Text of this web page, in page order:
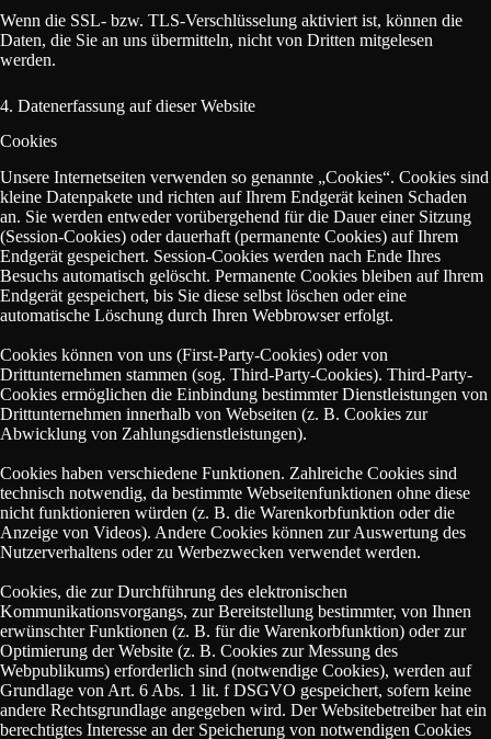
Wenn die SSL- bzw. TLS-Verschlüsselung aktiviert ist, können die
Daten, die Sie an uns übermitteln, nicht von Dritten mitgelesen
werden.
4. Datenerfassung auf dieser Website
Cookies
Unsere Internetseiten verwenden so genannte „Cookies“. Cookies sind
kleine Datenpakete und richten auf Ihrem Endgerät keinen Schaden
an. Sie werden entweder vorübergehend für die Dauer einer Sitzung
(Session-Cookies) oder dauerhaft (permanente Cookies) auf Ihrem
Endgerät gespeichert. Session-Cookies werden nach Ende Ihres
Besuchs automatisch gelöscht. Permanente Cookies bleiben auf Ihrem
Endgerät gespeichert, bis Sie diese selbst löschen oder eine
automatische Löschung durch Ihren Webbrowser erfolgt.
Cookies können von uns (First-Party-Cookies) oder von
Drittunternehmen stammen (sog. Third-Party-Cookies). Third-Party-
Cookies ermöglichen die Einbindung bestimmter Dienstleistungen von
Drittunternehmen innerhalb von Webseiten (z. B. Cookies zur
Abwicklung von Zahlungsdienstleistungen).
Cookies haben verschiedene Funktionen. Zahlreiche Cookies sind
technisch notwendig, da bestimmte Webseitenfunktionen ohne diese
nicht funktionieren würden (z. B. die Warenkorbfunktion oder die
Anzeige von Videos). Andere Cookies können zur Auswertung des
Nutzerverhaltens oder zu Werbezwecken verwendet werden.
Cookies, die zur Durchführung des elektronischen
Kommunikationsvorgangs, zur Bereitstellung bestimmter, von Ihnen
erwünschter Funktionen (z. B. für die Warenkorbfunktion) oder zur
Optimierung der Website (z. B. Cookies zur Messung des
Webpublikums) erforderlich sind (notwendige Cookies), werden auf
Grundlage von Art. 6 Abs. 1 lit. f DSGVO gespeichert, sofern keine
andere Rechtsgrundlage angegeben wird. Der Websitebetreiber hat ein
berechtigtes Interesse an der Speicherung von notwendigen Cookies